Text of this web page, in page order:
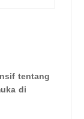
tentang
di